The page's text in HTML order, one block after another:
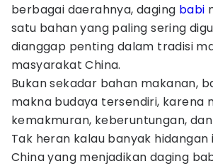
berbagai daerahnya, daging babi
satu bahan yang paling sering
dianggap penting dalam tradisi
masyarakat China.
Bukan sekadar bahan makanan,
makna budaya tersendiri, karena
kemakmuran, keberuntungan,
Tak heran kalau banyak hidangan
China yang menjadikan daging